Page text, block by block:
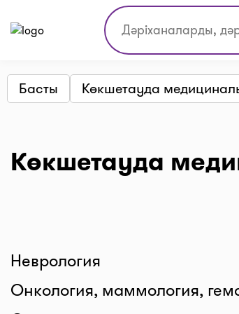
Басты Көкшетауда
Көкшетауда
Неврология
Онкология, маммология,